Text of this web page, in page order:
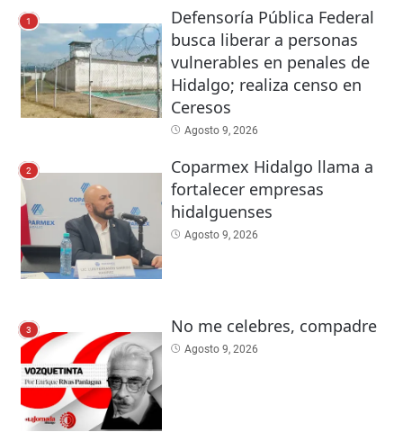
1
Defensoría Pública Federal
busca liberar a personas
vulnerables en penales de
Hidalgo; realiza censo en
Ceresos
Agosto 9, 2026
2
Coparmex Hidalgo llama a
fortalecer empresas
hidalguenses
Agosto 9, 2026
3 No me celebres, compadre
Agosto 9, 2026